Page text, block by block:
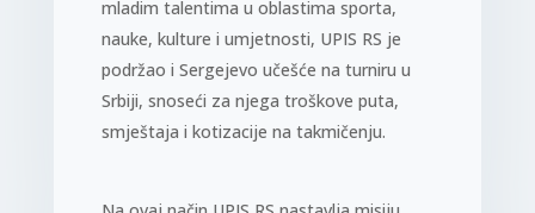
mladim talentima u oblastima sporta,
nauke, kulture i umjetnosti, UPIS RS je
podržao i Sergejevo učešće na turniru u
Srbiji, snoseći za njega troškove puta,
smještaja i kotizacije na takmičenju.